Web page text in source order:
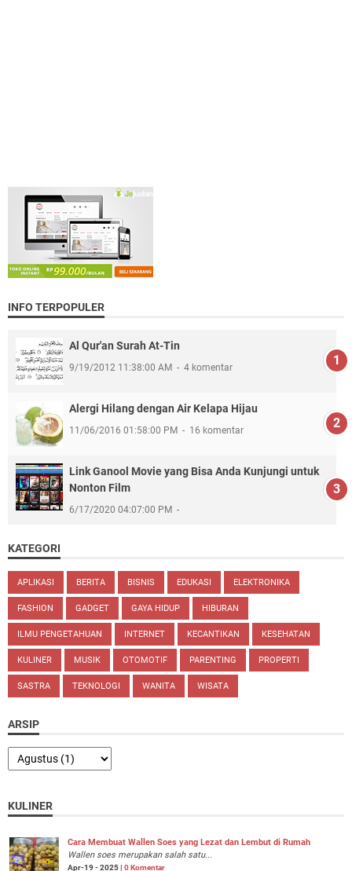
INFO TERPOPULER
Al Qur'an Surah At-Tin
9/19/2012 11:38:00 AM 4 komentar
Alergi Hilang dengan Air Kelapa Hijau
11/06/2016 01:58:00 PM 16 komentar
Link Ganool Movie yang Bisa Anda Kunjungi untuk
Nonton Film
6/17/2020 04:07:00 PM
KATEGORI
APLIKASI BERITA BISNIS EDUKASI ELEKTRONIKA
FASHION GADGET GAYA HIDUP HIBURAN
ILMU PENGETAHUAN INTERNET KECANTIKAN KESEHATAN
KULINER MUSIK OTOMOTIF PARENTING PROPERTI
SASTRA TEKNOLOGI WANITA WISATA
ARSIP
KULINER
Cara Membuat Wallen Soes yang Lezat dan Lembut di Rumah
Wallen soes merupakan salah satu...
Apr-19 - 2025 | 0 Komentar